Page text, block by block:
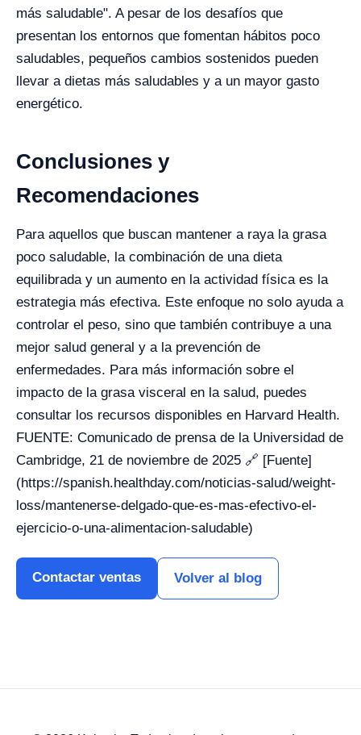
más saludable". A pesar de los desafíos que
presentan los entornos que fomentan hábitos poco
saludables, pequeños cambios sostenidos pueden
llevar a dietas más saludables y a un mayor gasto
energético.
Conclusiones y
Recomendaciones
Para aquellos que buscan mantener a raya la grasa
poco saludable, la combinación de una dieta
equilibrada y un aumento en la actividad física es la
estrategia más efectiva. Este enfoque no solo ayuda a
controlar el peso, sino que también contribuye a una
mejor salud general y a la prevención de
enfermedades. Para más información sobre el
impacto de la grasa visceral en la salud, puedes
consultar los recursos disponibles en Harvard Health.
FUENTE: Comunicado de prensa de la Universidad de
Cambridge, 21 de noviembre de 2025 🔗 [Fuente]
(https://spanish.healthday.com/noticias-salud/weight-
loss/mantenerse-delgado-que-es-mas-efectivo-el-
ejercicio-o-una-alimentacion-saludable)
Contactar ventas Volver al blog